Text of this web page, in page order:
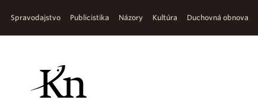
Spravodajstvo Publicistika Názory Kultúra Duchovná obnova